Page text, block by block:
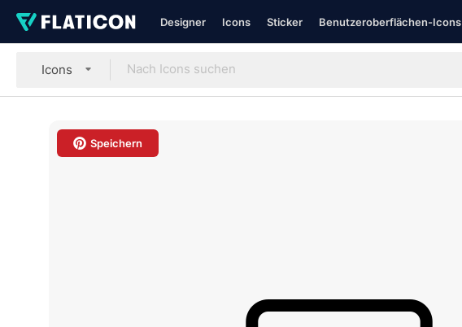
Designer Icons Sticker Benutzeroberflächen-Icons
Icons
Speichern